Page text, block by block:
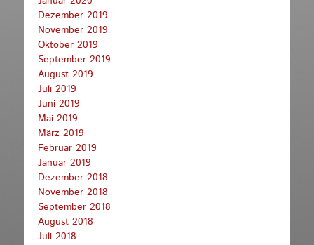
Dezember 2019
November 2019
Oktober 2019
September 2019
August 2019
Juli 2019
Juni 2019
Mai 2019
März 2019
Februar 2019
Januar 2019
Dezember 2018
November 2018
September 2018
August 2018
Juli 2018